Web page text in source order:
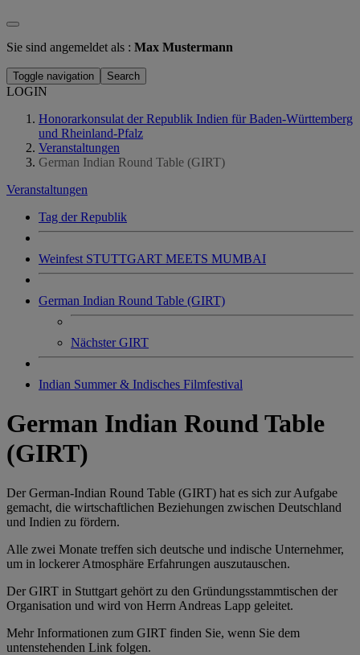
Sie sind angemeldet als : Max Mustermann
Toggle navigation Search
LOGIN
Honorarkonsulat der Republik Indien für Baden-Württemberg
und Rheinland-Pfalz
Veranstaltungen
German Indian Round Table (GIRT)
Veranstaltungen
Tag der Republik
Weinfest STUTTGART MEETS MUMBAI
German Indian Round Table (GIRT)
Nächster GIRT
Indian Summer & Indisches Filmfestival
German Indian Round Table
(GIRT)
Der German-Indian Round Table (GIRT) hat es sich zur Aufgabe
gemacht, die wirtschaftlichen Beziehungen zwischen Deutschland
und Indien zu fördern.
Alle zwei Monate treffen sich deutsche und indische Unternehmer,
um in lockerer Atmosphäre Erfahrungen auszutauschen.
Der GIRT in Stuttgart gehört zu den Gründungsstammtischen der
Organisation und wird von Herrn Andreas Lapp geleitet.
Mehr Informationen zum GIRT finden Sie, wenn Sie dem
untenstehenden Link folgen.